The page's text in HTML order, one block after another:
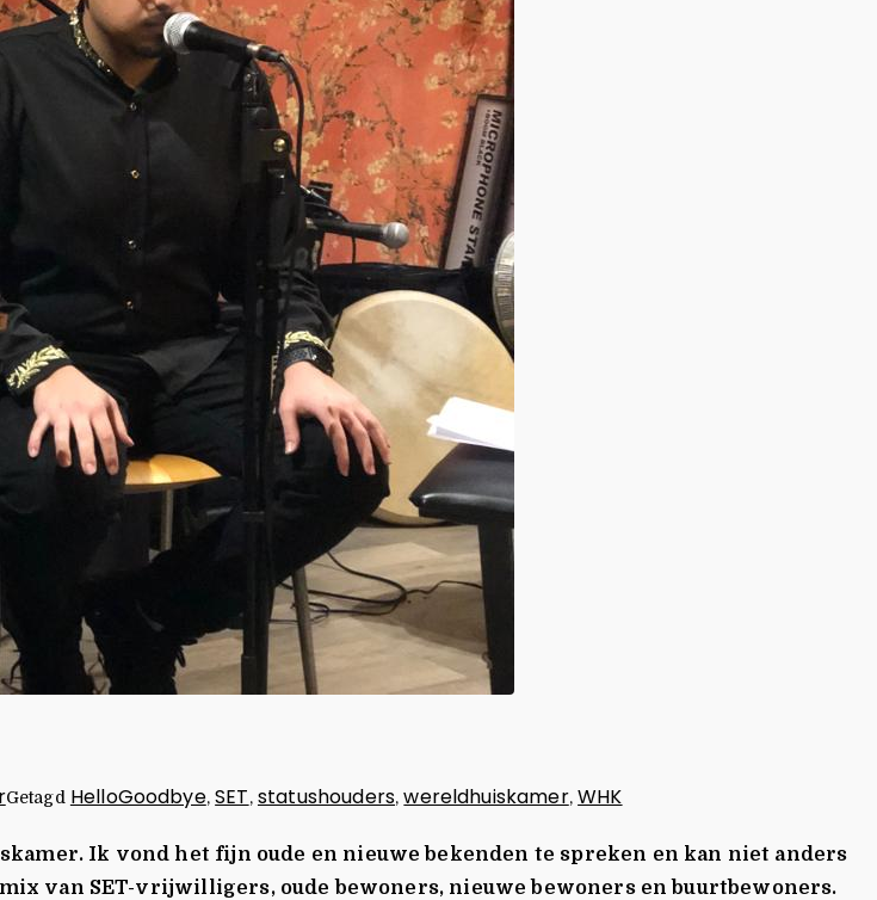
Getagd HelloGoodbye,SET, statushouders,wereldhuiskamer,WHK
Ik vond het fijn oude en nieuwe bekenden te spreken en kan niet anders
van SET-vrijwilligers, oude bewoners, nieuwe bewoners en buurtbewoners.